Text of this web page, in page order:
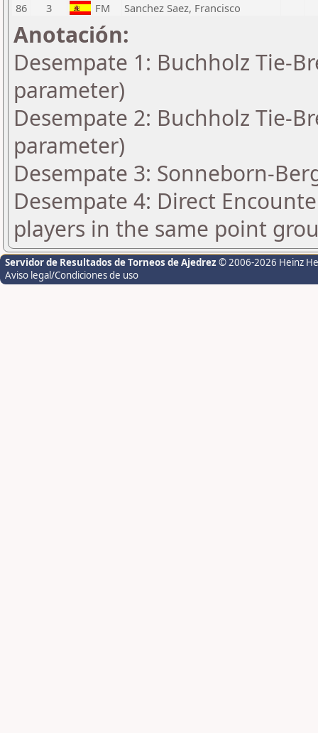
86
3 FM Sanchez Saez, Francisco
Anotación:
Desempate 1: Buchholz Tie-
parameter)
Desempate 2: Buchholz Tie-
parameter)
Desempate 3: Sonneborn-
Desempate 4: Direct
players in the same point
Servidor de Resultados de Torneos de Ajedrez © 2006-2026 Heinz
Aviso legal/Condiciones de uso